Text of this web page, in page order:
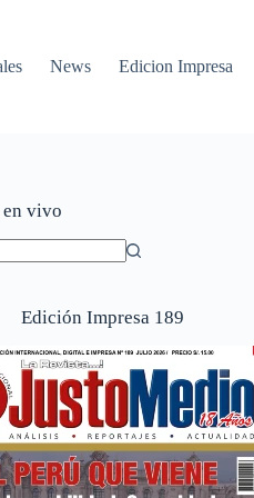
News Edicion Impresa
en vivo
Edición Impresa 189